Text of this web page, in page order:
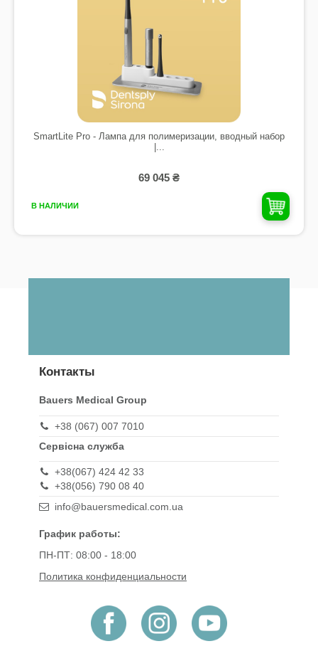
SmartLite Pro - Лампа для полимеризации, вводный набор
|...
69 045 ₴
В НАЛИЧИИ
Контакты
Bauers Medical Group
+38 (067) 007 7010
Сервісна служба
+38(067) 424 42 33
+38(056) 790 08 40
info@bauersmedical.com.ua
График работы:
ПН-ПТ: 08:00 - 18:00
Политика конфиденциальности